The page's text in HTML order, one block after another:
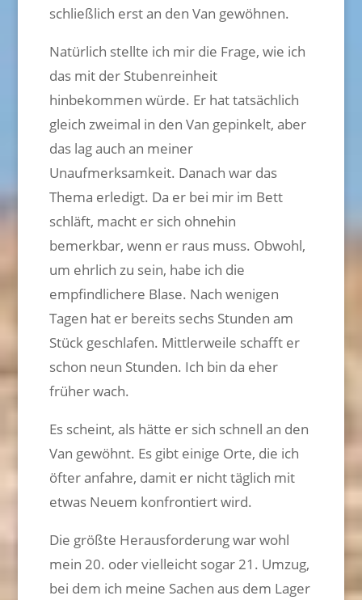
schließlich erst an den Van gewöhnen.
Natürlich stellte ich mir die Frage, wie ich
das mit der Stubenreinheit
hinbekommen würde. Er hat tatsächlich
gleich zweimal in den Van gepinkelt, aber
das lag auch an meiner
Unaufmerksamkeit. Danach war das
Thema erledigt. Da er bei mir im Bett
schläft, macht er sich ohnehin
bemerkbar, wenn er raus muss. Obwohl,
um ehrlich zu sein, habe ich die
empfindlichere Blase. Nach wenigen
Tagen hat er bereits sechs Stunden am
Stück geschlafen. Mittlerweile schafft er
schon neun Stunden. Ich bin da eher
früher wach.
Es scheint, als hätte er sich schnell an den
Van gewöhnt. Es gibt einige Orte, die ich
öfter anfahre, damit er nicht täglich mit
etwas Neuem konfrontiert wird.
Die größte Herausforderung war wohl
mein 20. oder vielleicht sogar 21. Umzug,
bei dem ich meine Sachen aus dem Lager